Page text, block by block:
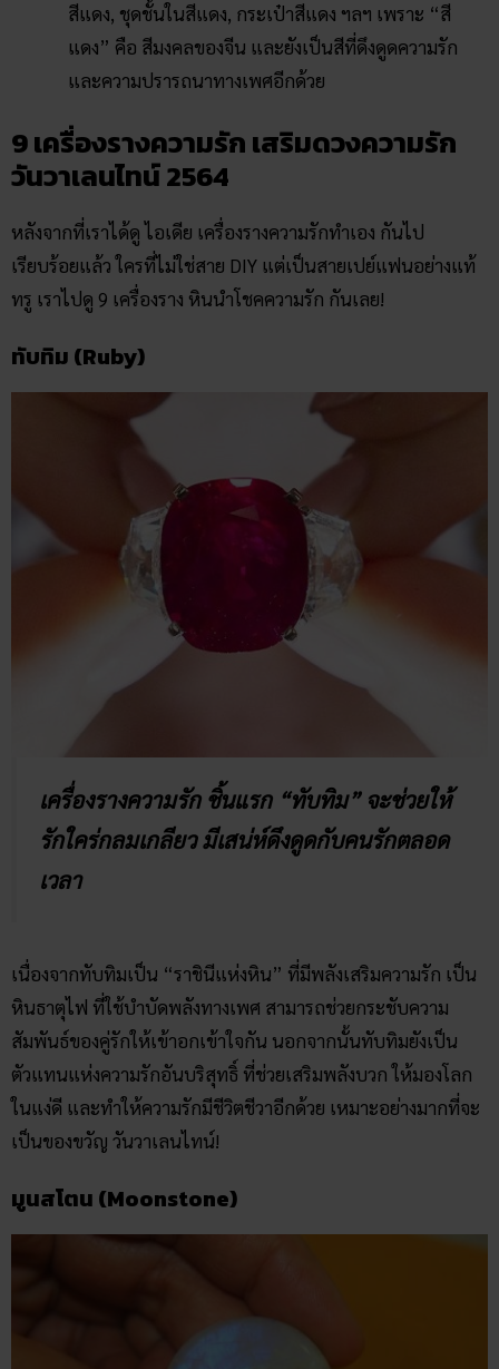
สีแดง, ชุดชั้นในสีแดง, กระเป๋าสีแดง ฯลฯ เพราะ “สี
แดง” คือ สีมงคลของจีน และยังเป็นสีที่ดึงดูดความรัก
และความปรารถนาทางเพศอีกด้วย
9 เครื่องรางความรัก เสริมดวงความรัก
วันวาเลนไทน์ 2564
หลังจากที่เราได้ดู ไอเดีย เครื่องรางความรักทำเอง กันไป
เรียบร้อยแล้ว ใครที่ไม่ใช่สาย DIY แต่เป็นสายเปย์แฟนอย่างแท้
ทรู เราไปดู 9 เครื่องราง หินนำโชคความรัก กันเลย!
ทับทิม (Ruby)
เครื่องรางความรัก ชิ้นแรก “ทับทิม” จะช่วยให้
รักใคร่กลมเกลียว มีเสน่ห์ดึงดูดกับคนรักตลอด
เวลา
เนื่องจากทับทิมเป็น “ราชินีแห่งหิน” ที่มีพลังเสริมความรัก เป็น
หินธาตุไฟ ที่ใช้บำบัดพลังทางเพศ สามารถช่วยกระชับความ
สัมพันธ์ของคู่รักให้เข้าอกเข้าใจกัน นอกจากนั้นทับทิมยังเป็น
ตัวแทนแห่งความรักอันบริสุทธิ์ ที่ช่วยเสริมพลังบวก ให้มองโลก
ในแง่ดี และทำให้ความรักมีชีวิตชีวาอีกด้วย เหมาะอย่างมากที่จะ
เป็นของขวัญ วันวาเลนไทน์!
มูนสโตน (Moonstone)